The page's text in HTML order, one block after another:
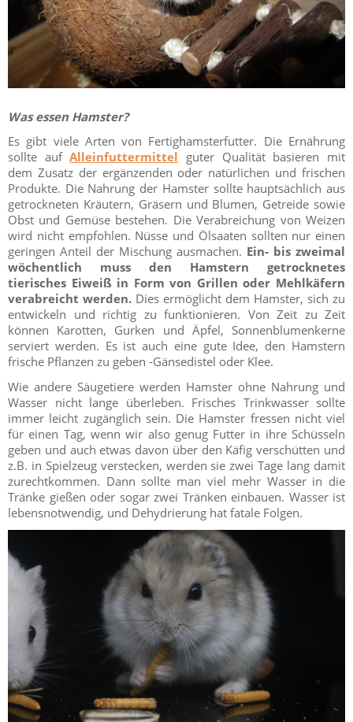
Was essen Hamster?
Es gibt viele Arten von Fertighamsterfutter. Die Ernährung
sollte aufAlleinfuttermittel guter Qualität basieren mit
dem Zusatz der ergänzenden oder natürlichen und frischen
Produkte. Die Nahrung der Hamster sollte hauptsächlich aus
getrockneten Kräutern, Gräsern und Blumen, Getreide sowie
Obst und Gemüse bestehen. Die Verabreichung von Weizen
wird nicht empfohlen. Nüsse und Ölsaaten sollten nur einen
geringen Anteil der Mischung ausmachen. Ein- bis zweimal
wöchentlich muss den Hamstern getrocknetes
tierisches Eiweiß in Form von Grillen oder Mehlkäfern
verabreicht werden. Dies ermöglicht dem Hamster, sich zu
entwickeln und richtig zu funktionieren. Von Zeit zu Zeit
können Karotten, Gurken und Äpfel, Sonnenblumenkerne
serviert werden. Es ist auch eine gute Idee, den Hamstern
frische Pflanzen zu geben -Gänsedistel oder Klee.
Wie andere Säugetiere werden Hamster ohne Nahrung und
Wasser nicht lange überleben. Frisches Trinkwasser sollte
immer leicht zugänglich sein. Die Hamster fressen nicht viel
für einen Tag, wenn wir also genug Futter in ihre Schüsseln
geben und auch etwas davon über den Käfig verschütten und
z.B. in Spielzeug verstecken, werden sie zwei Tage lang damit
zurechtkommen. Dann sollte man viel mehr Wasser in die
Tränke gießen oder sogar zwei Tränken einbauen. Wasser ist
lebensnotwendig, und Dehydrierung hat fatale Folgen.